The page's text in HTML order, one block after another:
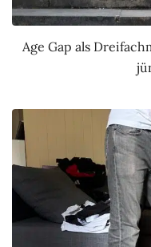
Age Gap als